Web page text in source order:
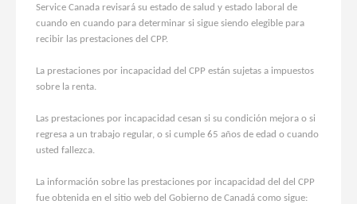
Service Canada revisará su estado de salud y estado laboral de
cuando en cuando para determinar si sigue siendo elegible para
recibir las prestaciones del CPP.
La prestaciones por incapacidad del CPP están sujetas a impuestos
sobre la renta.
Las prestaciones por incapacidad cesan si su condición mejora o si
regresa a un trabajo regular, o si cumple 65 años de edad o cuando
usted fallezca.
La información sobre las prestaciones por incapacidad del del CPP
fue obtenida en el sitio web del Gobierno de Canadá como sigue: